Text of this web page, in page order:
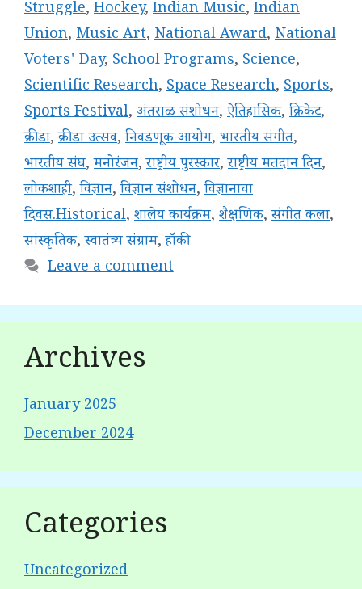
Struggle, Hockey, Indian Music, Indian
Union, Music Art, National Award, National
Voters' Day, School Programs, Science,
Scientific Research, Space Research, Sports,
Sports Festival, अंतराळ संशोधन,ऐतिहासिक,क्रिकेट,
क्रीडा,क्रीडा उत्सव,निवडणूक आयोग, भारतीय संगीत,
भारतीय संघ,मनोरंजन,राष्ट्रीय पुरस्कार,राष्ट्रीय मतदान दिन,
लोकशाही,विज्ञान,विज्ञान संशोधन,विज्ञानाचा
दिवस.Historical, शालेय कार्यक्रम, शैक्षणिक,संगीत कला,
सांस्कृतिक,स्वातंत्र्य संग्राम,हॉकी
Leave a comment
Archives
January 2025
December 2024
Categories
Uncategorized